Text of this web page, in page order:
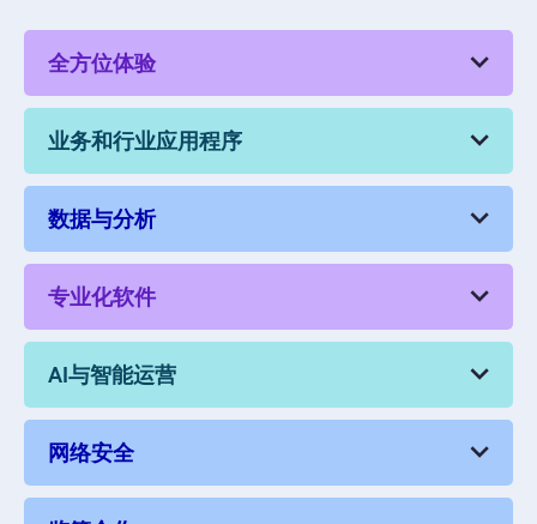
专业化软件
AI与智能运营
网络安全
监管合作
全球存在